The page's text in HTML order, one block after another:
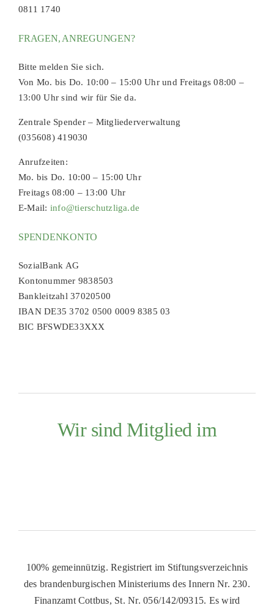
0811 1740
FRAGEN, ANREGUNGEN?
Bitte melden Sie sich.
Von Mo. bis Do. 10:00 – 15:00 Uhr und Freitags 08:00 –
13:00 Uhr sind wir für Sie da.
Zentrale Spender – Mitgliederverwaltung
(035608) 419030
Anrufzeiten:
Mo. bis Do. 10:00 – 15:00 Uhr
Freitags 08:00 – 13:00 Uhr
E-Mail: info@tierschutzliga.de
SPENDENKONTO
SozialBank AG
Kontonummer 9838503
Bankleitzahl 37020500
IBAN DE35 3702 0500 0009 8385 03
BIC BFSWDE33XXX
Wir sind Mitglied im
100% gemeinnützig. Registriert im Stiftungsverzeichnis
des brandenburgischen Ministeriums des Innern Nr. 230.
Finanzamt Cottbus, St. Nr. 056/142/09315. Es wird